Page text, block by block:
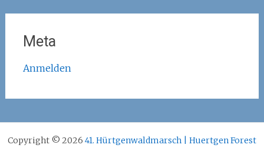
Meta
Anmelden
Copyright © 2026 41. Hürtgenwaldmarsch | Huertgen Forest